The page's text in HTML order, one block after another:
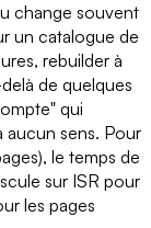
change souvent
un catalogue de
rebuilder à
de quelques
qui
aucun sens. Pour
le temps de
sur ISR pour
les pages